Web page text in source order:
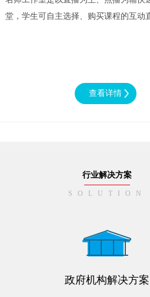
堂，学生可自主选择、购买课程的互动
行业解决方案
SOLUTION
政府机构解决方案